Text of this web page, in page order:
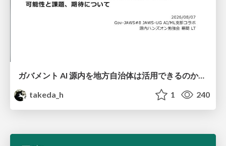
ガバメント AI 源内を地方自治体は活用できるのか 可能性と課題、期待について
takeda_h
1 240